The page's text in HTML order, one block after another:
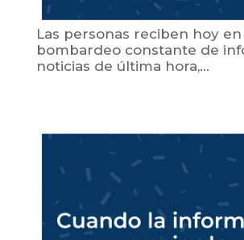
Las personas reciben hoy
bombardeo constante de
noticias de última hora,...